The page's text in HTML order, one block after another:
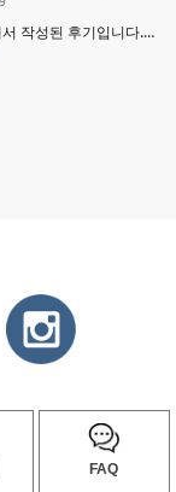
FAQ